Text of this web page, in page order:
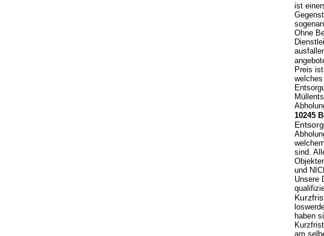
ist
Ohne
Preis
10245
sind.
und
Unsere
haben
am